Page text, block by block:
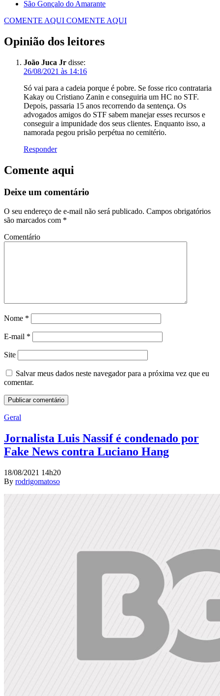
COMENTE AQUI COMENTE AQUI
Opinião dos leitores
João Juca Jr disse:
26/08/2021 às 14:16
Só vai para a cadeia porque é pobre. Se fosse rico contrataria
Kakay ou Cristiano Zanin e conseguiria um HC no STF.
Depois, passaria 15 anos recorrendo da sentença. Os
advogados amigos do STF sabem manejar esses recursos e
conseguir a impunidade dos seus clientes. Enquanto isso, a
namorada pegou prisão perpétua no cemitério.
Responder
Comente aqui
Deixe um comentário
O seu endereço de e-mail não será publicado. Campos obrigatórios
são marcados com *
Comentário
Nome *
E-mail *
Site
Salvar meus dados neste navegador para a próxima vez que eu
comentar.
Geral
Jornalista Luis Nassif é condenado por
Fake News contra Luciano Hang
18/08/2021 14h20
By rodrigomatoso